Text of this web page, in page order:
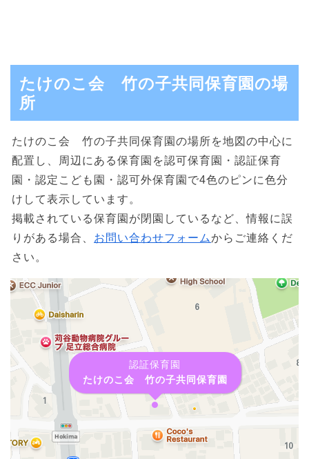
たけのこ会 竹の子共同保育園の場
所
たけのこ会 竹の子共同保育園の場所を地図の中心に
配置し、周辺にある保育園を認可保育園・認証保育
園・認定こども園・認可外保育園で4色のピンに色分
けして表示しています。
掲載されている保育園が閉園しているなど、情報に誤
りがある場合、 お問い合わせフォームからご連絡くだ
さい。
認証保育園
たけのこ会 竹の子共同保育園